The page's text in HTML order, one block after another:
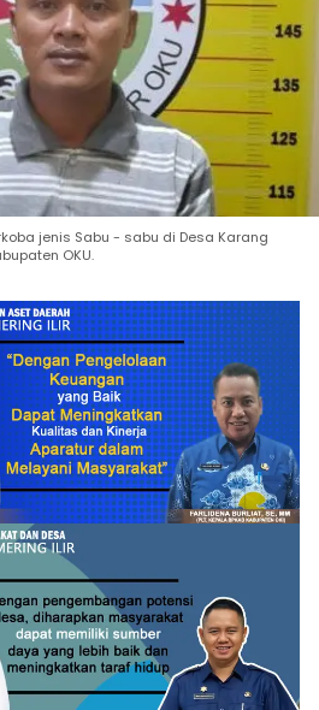
jenis Sabu - sabu di Desa Karang
OKU.